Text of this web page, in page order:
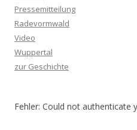
Pressemitteilung
Radevormwald
Video
Wuppertal
zur Geschichte
Fehler: Could not authenticate